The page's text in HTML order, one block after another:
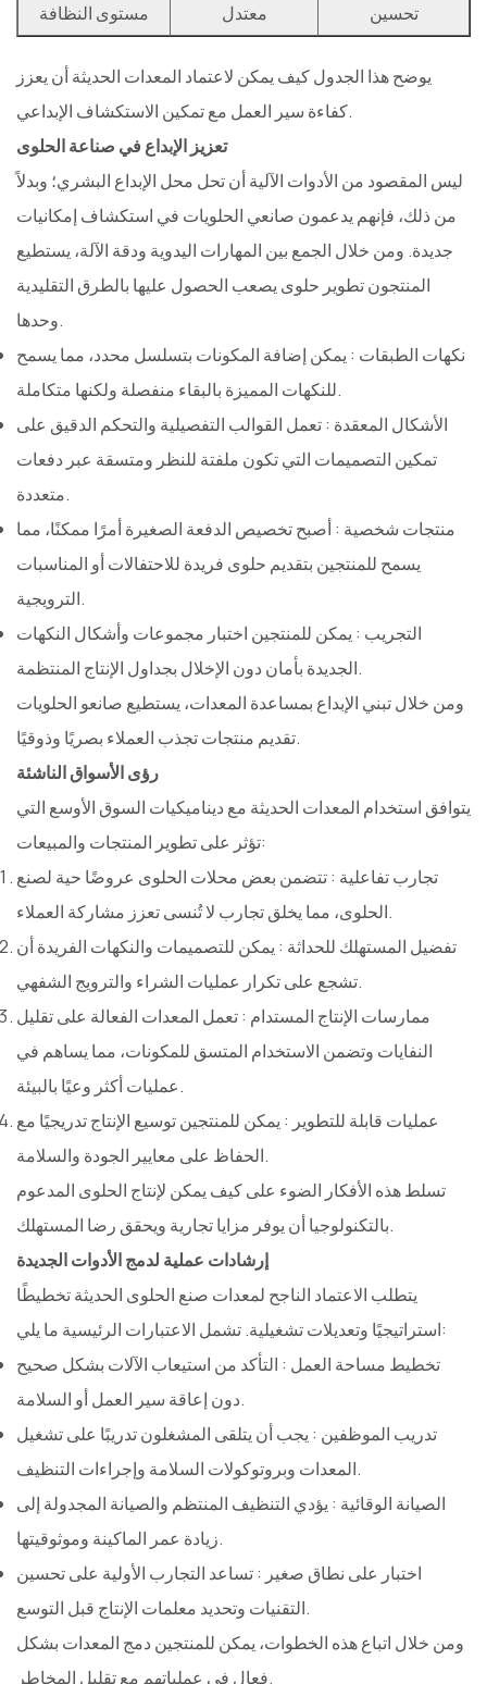
مستوى النظافة
معتدل تحسين
يوضح هذا الجدول كيف يمكن لاعتماد المعدات الحديثة أن يعزز
كفاءة سير العمل مع تمكين الاستكشاف الإبداعي.
تعزيز الإبداع في صناعة الحلوى
ليس المقصود من الأدوات الآلية أن تحل محل الإبداع البشري؛ وبدلاً
من ذلك، فإنهم يدعمون صانعي الحلويات في استكشاف إمكانيات
جديدة. ومن خلال الجمع بين المهارات اليدوية ودقة الآلة، يستطيع
المنتجون تطوير حلوى يصعب الحصول عليها بالطرق التقليدية
وحدها.
نكهات الطبقات : يمكن إضافة المكونات بتسلسل محدد، مما يسمح
للنكهات المميزة بالبقاء منفصلة ولكنها متكاملة.
الأشكال المعقدة : تعمل القوالب التفصيلية والتحكم الدقيق على
تمكين التصميمات التي تكون ملفتة للنظر ومتسقة عبر دفعات
متعددة.
منتجات شخصية : أصبح تخصيص الدفعة الصغيرة أمرًا ممكنًا، مما
يسمح للمنتجين بتقديم حلوى فريدة للاحتفالات أو المناسبات
الترويجية.
التجريب : يمكن للمنتجين اختبار مجموعات وأشكال النكهات
الجديدة بأمان دون الإخلال بجداول الإنتاج المنتظمة.
ومن خلال تبني الإبداع بمساعدة المعدات، يستطيع صانعو الحلويات
تقديم منتجات تجذب العملاء بصريًا وذوقيًا.
رؤى الأسواق الناشئة
يتوافق استخدام المعدات الحديثة مع ديناميكيات السوق الأوسع التي
تؤثر على تطوير المنتجات والمبيعات:
تجارب تفاعلية : تتضمن بعض محلات الحلوى عروضًا حية لصنع
الحلوى، مما يخلق تجارب لا تُنسى تعزز مشاركة العملاء.
تفضيل المستهلك للحداثة : يمكن للتصميمات والنكهات الفريدة أن
تشجع على تكرار عمليات الشراء والترويج الشفهي.
ممارسات الإنتاج المستدام : تعمل المعدات الفعالة على تقليل
النفايات وتضمن الاستخدام المتسق للمكونات، مما يساهم في
عمليات أكثر وعيًا بالبيئة.
عمليات قابلة للتطوير : يمكن للمنتجين توسيع الإنتاج تدريجيًا مع
الحفاظ على معايير الجودة والسلامة.
تسلط هذه الأفكار الضوء على كيف يمكن لإنتاج الحلوى المدعوم
بالتكنولوجيا أن يوفر مزايا تجارية ويحقق رضا المستهلك.
إرشادات عملية لدمج الأدوات الجديدة
يتطلب الاعتماد الناجح لمعدات صنع الحلوى الحديثة تخطيطًا
استراتيجيًا وتعديلات تشغيلية. تشمل الاعتبارات الرئيسية ما يلي:
تخطيط مساحة العمل : التأكد من استيعاب الآلات بشكل صحيح
دون إعاقة سير العمل أو السلامة.
تدريب الموظفين : يجب أن يتلقى المشغلون تدريبًا على تشغيل
المعدات وبروتوكولات السلامة وإجراءات التنظيف.
الصيانة الوقائية : يؤدي التنظيف المنتظم والصيانة المجدولة إلى
زيادة عمر الماكينة وموثوقيتها.
اختبار على نطاق صغير : تساعد التجارب الأولية على تحسين
التقنيات وتحديد معلمات الإنتاج قبل التوسع.
ومن خلال اتباع هذه الخطوات، يمكن للمنتجين دمج المعدات بشكل
فعال في عملياتهم مع تقليل المخاطر.